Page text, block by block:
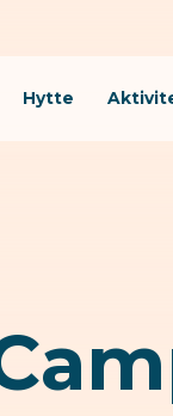
Hytte